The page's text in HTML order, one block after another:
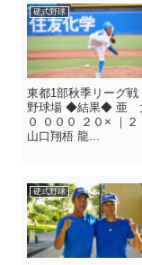
硬式野球
東都1部秋季リー
野球場 ◆結果◆ 亜
０ ０００ ２０× ｜
山口翔梧 龍...
硬式野球